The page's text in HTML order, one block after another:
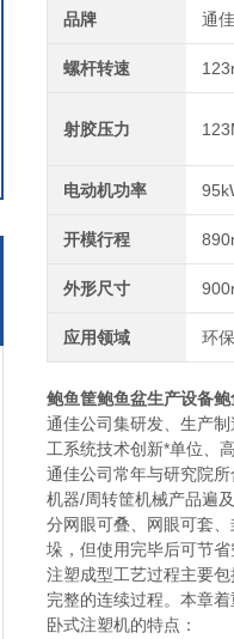
品牌 通佳
螺杆转速
射胶压力
电动机功率
开模行程
外形尺寸
应用领域 环
鲍鱼筐鲍鱼盆生产设备
通佳公司集研发、生产
工系统技术创新*单位、
通佳公司常年与研究院
机器/周转筐机械产品遍
分网眼可叠、网眼可套
垛，但使用完毕后可节
注塑成型工艺过程主要
完整的连续过程。本章
卧式注塑机的特点：